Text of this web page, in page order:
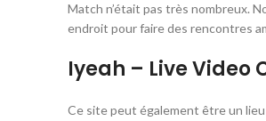
Match n’était pas très nombreux.
endroit pour faire des rencontres
Iyeah – Live Video
Ce site peut également être un